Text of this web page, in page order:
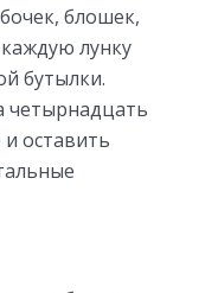
блошек,
лунку
бутылки.
четырнадцать
оставить